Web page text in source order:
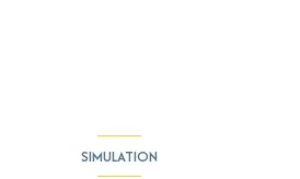
SIMULATION